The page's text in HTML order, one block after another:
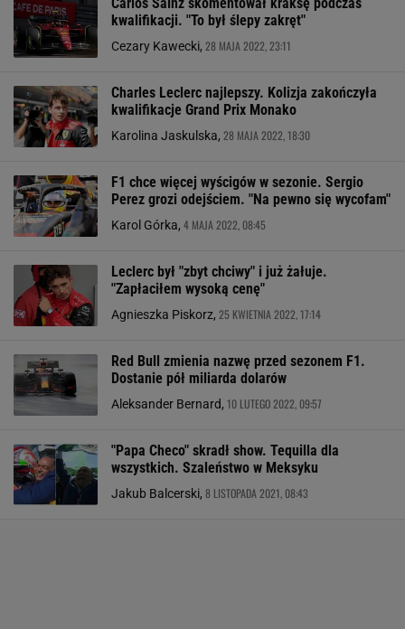
kwalifikacji. "To był ślepy zakręt"
Cezary Kawecki, 28 MAJA 2022, 23:11
Charles Leclerc najlepszy. Kolizja zakończyła
kwalifikacje Grand Prix Monako
Karolina Jaskulska, 28 MAJA 2022, 18:30
F1 chce więcej wyścigów w sezonie. Sergio
Perez grozi odejściem. "Na pewno się wycofam"
Karol Górka, 4 MAJA 2022, 08:45
Leclerc był "zbyt chciwy" i już żałuje.
"Zapłaciłem wysoką cenę"
Agnieszka Piskorz, 25 KWIETNIA 2022, 17:14
Red Bull zmienia nazwę przed sezonem F1.
Dostanie pół miliarda dolarów
Aleksander Bernard, 10 LUTEGO 2022, 09:57
"Papa Checo" skradł show. Tequilla dla
wszystkich. Szaleństwo w Meksyku
Jakub Balcerski, 8 LISTOPADA 2021, 08:43